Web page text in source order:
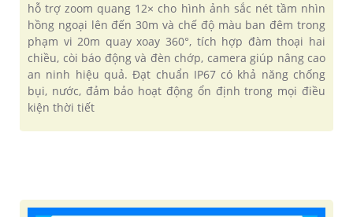
hỗ trợ zoom quang 12× cho hình ảnh sắc nét tầm nhìn
hồng ngoại lên đến 30m và chế độ màu ban đêm trong
phạm vi 20m quay xoay 360°, tích hợp đàm thoại hai
chiều, còi báo động và đèn chớp, camera giúp nâng cao
an ninh hiệu quả. Đạt chuẩn IP67 có khả năng chống
bụi, nước, đảm bảo hoạt động ổn định trong mọi điều
kiện thời tiết